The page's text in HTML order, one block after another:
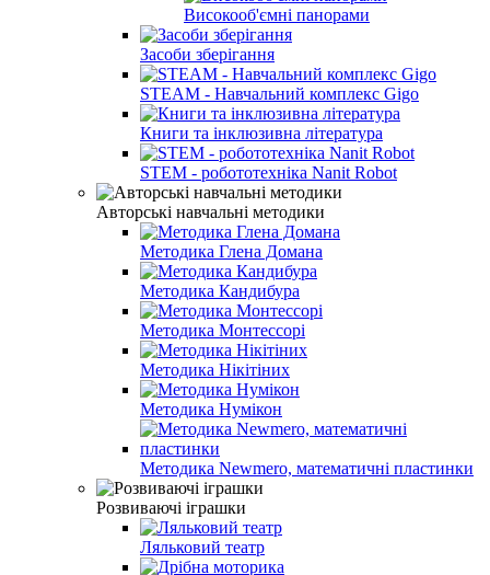
Високооб'ємні панорами
Засоби зберігання
STEAM - Навчальний комплекс Gigo
Книги та інклюзивна література
STEM - робототехніка Nanit Robot
Авторські навчальні методики
Методика Глена Домана
Методика Кандибура
Методика Монтессорі
Методика Нікітіних
Методика Нумікон
Методика Newmero, математичні пластинки
Розвиваючі іграшки
Ляльковий театр